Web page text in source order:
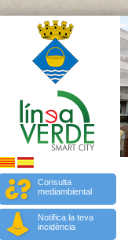
Consulta
mediambiental
Notifica la teva
incidència